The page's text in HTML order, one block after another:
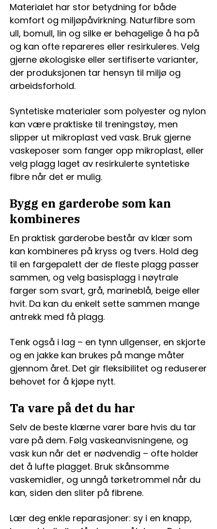
Materialet har stor betydning for både
komfort og miljøpåvirkning. Naturfibre som
ull, bomull, lin og silke er behagelige å ha på
og kan ofte repareres eller resirkuleres. Velg
gjerne økologiske eller sertifiserte varianter,
der produksjonen tar hensyn til miljø og
arbeidsforhold.
Syntetiske materialer som polyester og nylon
kan være praktiske til treningstøy, men
slipper ut mikroplast ved vask. Bruk gjerne
vaskeposer som fanger opp mikroplast, eller
velg plagg laget av resirkulerte syntetiske
fibre når det er mulig.
Bygg en garderobe som kan
kombineres
En praktisk garderobe består av klær som
kan kombineres på kryss og tvers. Hold deg
til en fargepalett der de fleste plagg passer
sammen, og velg basisplagg i nøytrale
farger som svart, grå, marineblå, beige eller
hvit. Da kan du enkelt sette sammen mange
antrekk med få plagg.
Tenk også i lag – en tynn ullgenser, en skjorte
og en jakke kan brukes på mange måter
gjennom året. Det gir fleksibilitet og reduserer
behovet for å kjøpe nytt.
Ta vare på det du har
Selv de beste klærne varer bare hvis du tar
vare på dem. Følg vaskeanvisningene, og
vask kun når det er nødvendig – ofte holder
det å lufte plagget. Bruk skånsomme
vaskemidler, og unngå tørketrommel når du
kan, siden den sliter på fibrene.
Lær deg enkle reparasjoner: sy i en knapp,